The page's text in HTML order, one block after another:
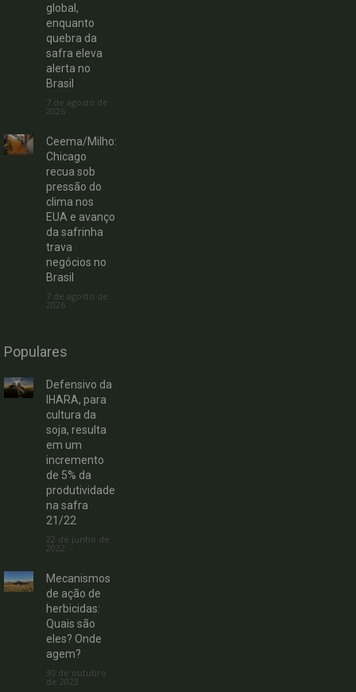
global,
enquanto
quebra da
safra eleva
alerta no
Brasil
7 de agosto de
2026
Ceema/Milho:
Chicago
recua sob
pressão do
clima nos
EUA e avanço
da safrinha
trava
negócios no
Brasil
7 de agosto de
2026
Populares
Defensivo da
IHARA, para
cultura da
soja, resulta
em um
incremento
de 5% da
produtividade
na safra
21/22
22 de junho de
2022
Mecanismos
de ação de
herbicidas:
Quais são
eles? Onde
agem?
30 de outubro
de 2023